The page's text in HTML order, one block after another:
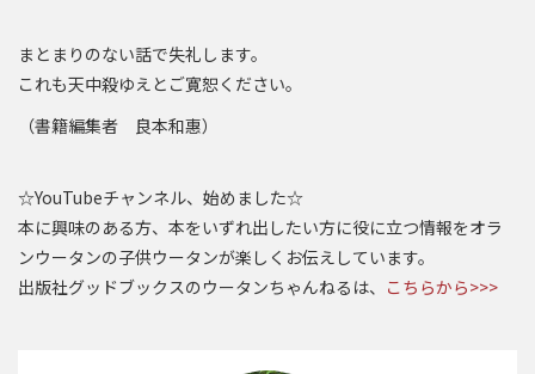
まとまりのない話で失礼します。
これも天中殺ゆえとご寛恕ください。
（書籍編集者 良本和惠）
☆YouTubeチャンネル、始めました☆
本に興味のある方、本をいずれ出したい方に役に立つ情報をオラ
ンウータンの子供ウータンが楽しくお伝えしています。
出版社グッドブックスのウータンちゃんねるは、 こちらから>>>